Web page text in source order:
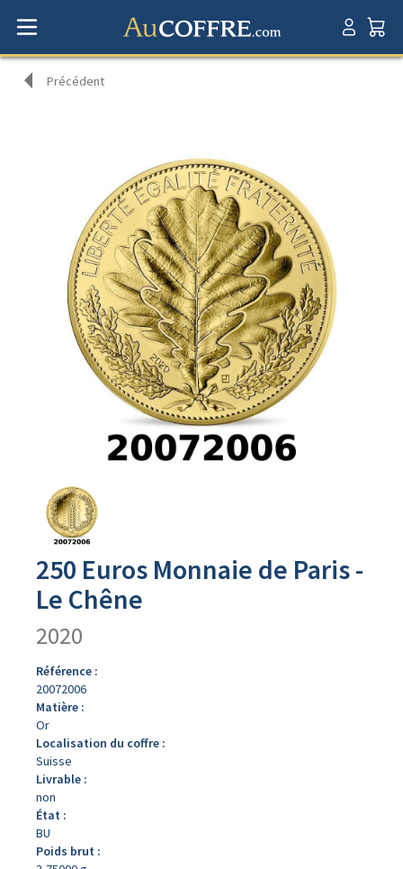
Précédent
produit
250 Euros Monnaie de Paris -
Le Chêne
2020
Référence :
20072006
Matière :
Or
Localisation du coffre :
Suisse
Livrable :
non
État :
BU
Poids brut :